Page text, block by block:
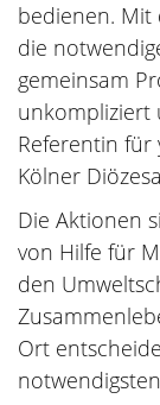
bedienen.
die
gemeinsam
unkompliziert
Referentin für
Kölner
Die Aktionen
von Hilfe für
den
Ort